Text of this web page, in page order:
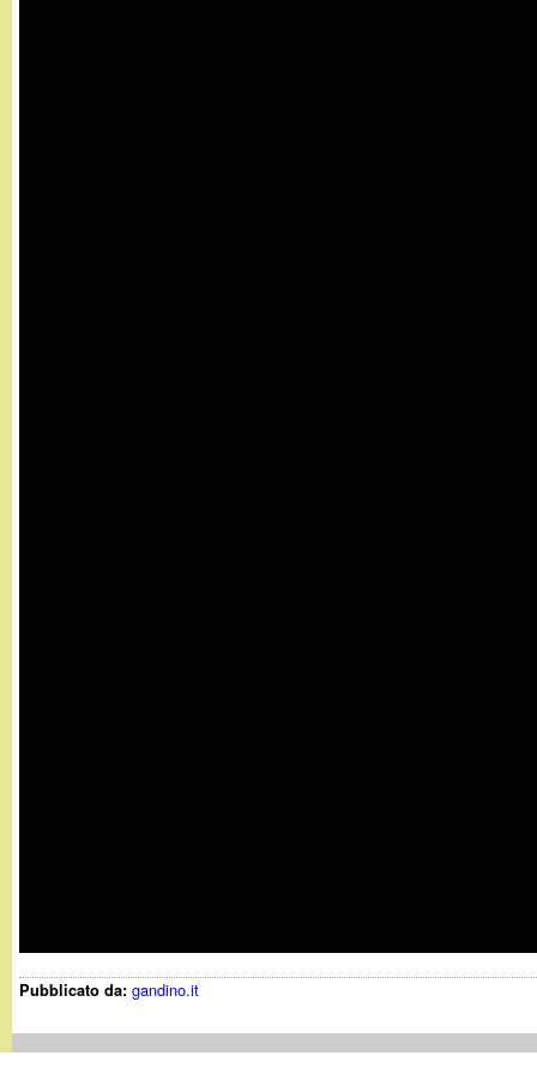
Pubblicato da:gandino.it